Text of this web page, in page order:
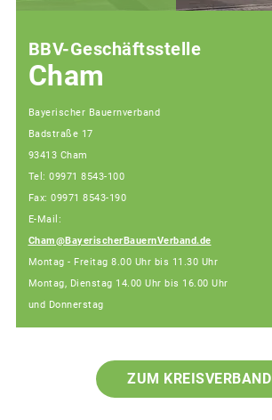
BBV-Geschäftsstelle
Cham
Bayerischer Bauernverband
Badstraße 17
93413 Cham
Tel: 09971 8543-100
Fax: 09971 8543-190
E-Mail:
Cham@BayerischerBauernVerband.de
Montag - Freitag 8.00 Uhr bis 11.30 Uhr
Montag, Dienstag 14.00 Uhr bis 16.00 Uhr
und Donnerstag
ZUM KREISVERBAND